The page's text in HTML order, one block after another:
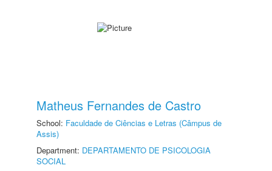
Matheus Fernandes de Castro
School: Faculdade de Ciências e Letras (Câmpus de
Assis)
Department: DEPARTAMENTO DE PSICOLOGIA
SOCIAL